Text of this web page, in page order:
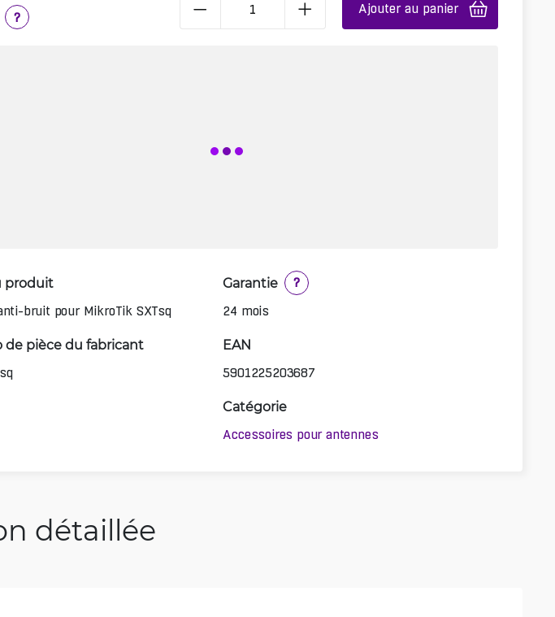
?
Ajouter au panier
produit
bruit pour MikroTik SXTsq
Garantie
?
24 mois
de pièce du fabricant EAN
5901225203687
Catégorie
Accessoires pour antennes
détaillée